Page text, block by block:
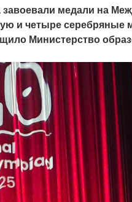
медали на
и четыре серебряные
Министерство